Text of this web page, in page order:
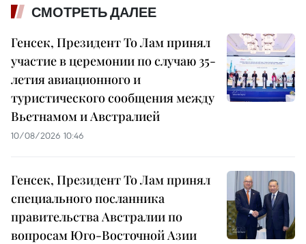
СМОТРЕТЬ ДАЛЕЕ
Генсек, Президент То Лам принял
участие в церемонии по случаю 35-
летия авиационного и
туристического сообщения между
Вьетнамом и Австралией
10/08/2026 10:46
Генсек, Президент То Лам принял
специального посланника
правительства Австралии по
вопросам Юго-Восточной Азии